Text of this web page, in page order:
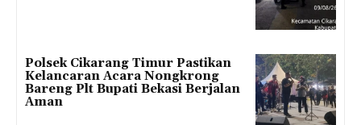
Polsek Cikarang Timur Pastikan
Kelancaran Acara Nongkrong
Bareng Plt Bupati Bekasi Berjalan
Aman